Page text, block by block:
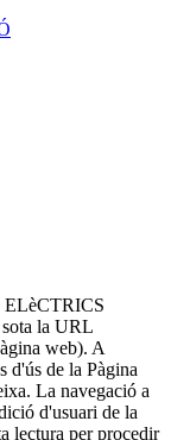
ELèCTRICS
la URL
web). A
d'ús de la Pàgina
La navegació a
d'usuari de la
lectura per procedir